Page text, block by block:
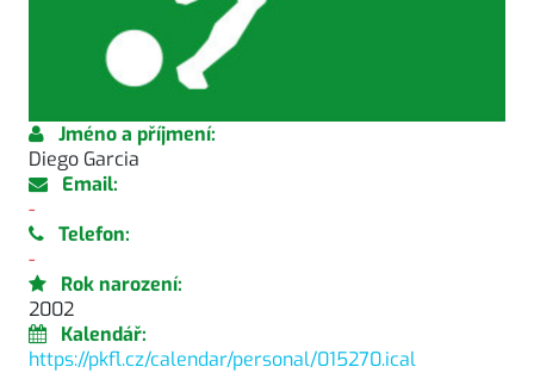
Jméno a příjmení:
Diego Garcia
Email:
-
Telefon:
-
Rok narození:
2002
Kalendář:
https://pkfl.cz/calendar/personal/015270.ical